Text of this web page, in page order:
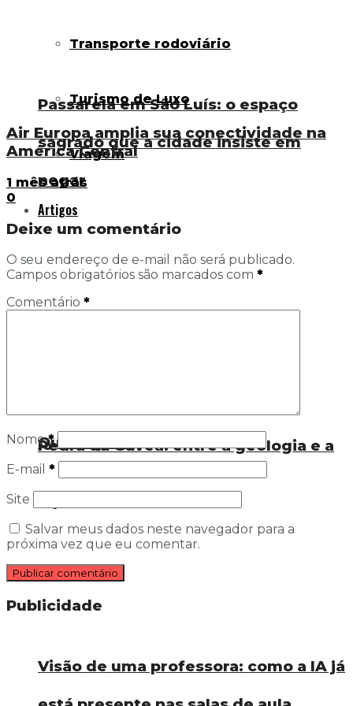
Passarela em São Luís: o espaço
sagrado que a cidade insiste em
negar
Quebrapote
Visão de uma professora: como a IA já
Transporte rodoviário
Turismo de Luxo
Viagem
Artigos
Pedra da Gávea: entre a geologia e a
Air Europa amplia sua conectividade na
América Central
1 mês atrás
0
Deixe um comentário
O seu endereço de e-mail não será publicado.
Campos obrigatórios são marcados com *
Comentário *
Nome*
E-mail *
Site
Salvar meus dados neste navegador para a
próxima vez que eu comentar.
Publicidade